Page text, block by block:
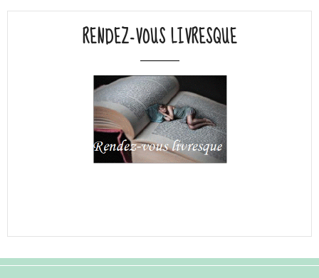
RENDEZ-VOUS LIVRESQUE